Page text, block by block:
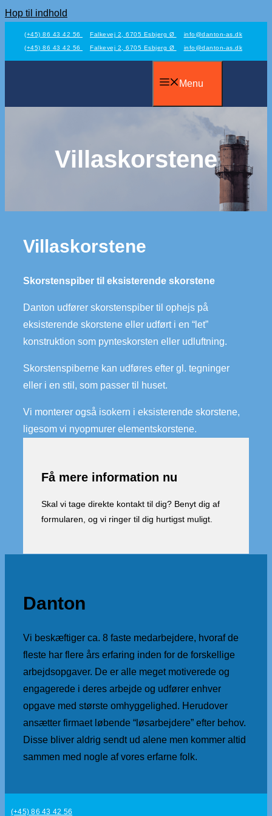
Hop til indhold
(+45) 86 43 42 56 Falkevej 2, 6705 Esbjerg Ø
info@danton-as.dk
(+45) 86 43 42 56
Falkevej 2, 6705 Esbjerg Ø info@danton-as.dk
Menu
Villaskorstene
Villaskorstene
Skorstenspiber til eksisterende skorstene
Danton udfører skorstenspiber til ophejs på
eksisterende skorstene eller udført i en “let”
konstruktion som pynteskorsten eller udluftning.
Skorstenspiberne kan udføres efter gl. tegninger
eller i en stil, som passer til huset.
Vi monterer også isokern i eksisterende skorstene,
ligesom vi nyopmurer elementskorstene.
Få mere information nu
Skal vi tage direkte kontakt til dig? Benyt dig af
formularen, og vi ringer til dig hurtigst muligt.
Danton
Vi beskæftiger ca. 8 faste medarbejdere, hvoraf de
fleste har flere års erfaring inden for de forskellige
arbejdsopgaver. De er alle meget motiverede og
engagerede i deres arbejde og udfører enhver
opgave med største omhyggelighed. Herudover
ansætter firmaet løbende “løsarbejdere” efter behov.
Disse bliver aldrig sendt ud alene men kommer altid
sammen med nogle af vores erfarne folk.
(+45) 86 43 42 56